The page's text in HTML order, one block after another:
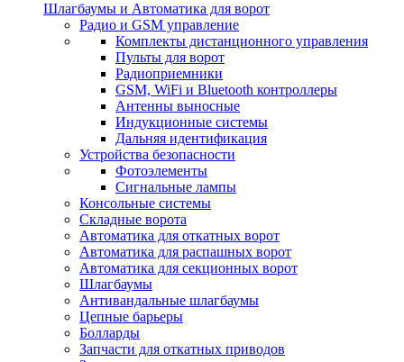
Шлагбаумы и Автоматика для ворот
Радио и GSM управление
Комплекты дистанционного управления
Пульты для ворот
Радиоприемники
GSM, WiFi и Bluetooth контроллеры
Антенны выносные
Индукционные системы
Дальняя идентификация
Устройства безопасности
Фотоэлементы
Сигнальные лампы
Консольные системы
Складные ворота
Автоматика для откатных ворот
Автоматика для распашных ворот
Автоматика для секционных ворот
Шлагбаумы
Антивандальные шлагбаумы
Цепные барьеры
Болларды
Запчасти для откатных приводов